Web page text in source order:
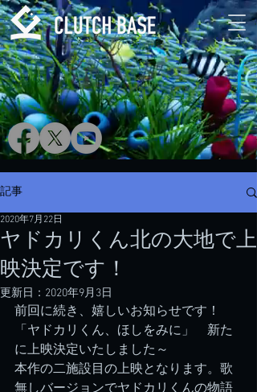
記事
ヤドカリくん北の大地で上
映決定です！
2020年7月22日
更新日： 2020年9月3日
前回に続き、嬉しいお知らせです！
「ヤドカリくん、ほしをみに」　新た
に上映決定いたしました～
本作の二施設目の上映となります。歌
無しバージョンでヤドカリくんの物語